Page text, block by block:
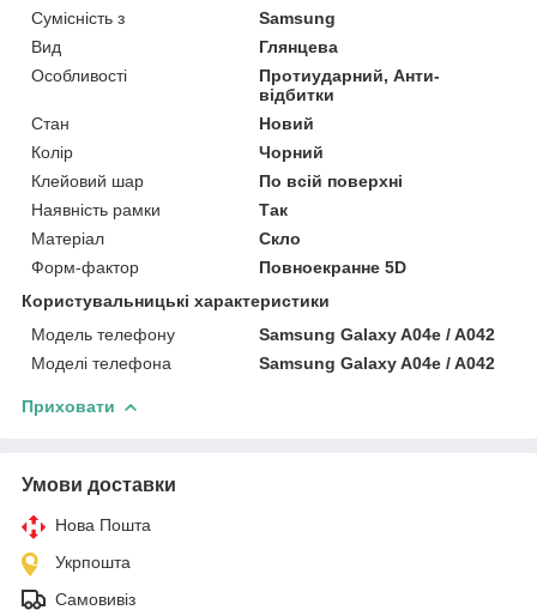
Сумісність з
Samsung
Вид
Глянцева
Особливості
Протиударний, Анти-
відбитки
Стан
Новий
Колір
Чорний
Клейовий шар
По всій поверхні
Наявність рамки
Так
Матеріал
Скло
Форм-фактор
Повноекранне 5D
Користувальницькі характеристики
Модель телефону
Samsung Galaxy A04e / A042
Моделі телефона
Samsung Galaxy A04e / A042
Приховати
Умови доставки
Нова Пошта
Укрпошта
Самовивіз